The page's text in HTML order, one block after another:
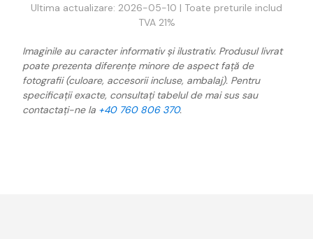
Ultima actualizare: 2026-05-10 | Toate preturile includ
TVA 21%
Imaginile au caracter informativ și ilustrativ. Produsul livrat
poate prezenta diferențe minore de aspect față de
fotografii (culoare, accesorii incluse, ambalaj). Pentru
specificații exacte, consultați tabelul de mai sus sau
contactați-ne la +40 760 806 370.